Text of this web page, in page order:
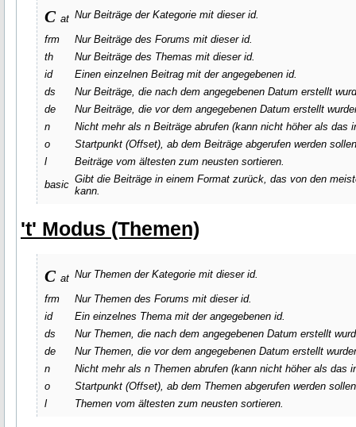
c at Nur Beiträge der Kategorie mit dieser id.
frm
Nur Beiträge des Forums mit dieser id.
th
Nur Beiträge des Themas mit dieser id.
id
Einen einzelnen Beitrag mit der angegebenen id.
ds
Nur Beiträge, die nach dem angegebenen Datum erstellt
de
Nur Beiträge, die vor dem angegebenen Datum erstellt
n
Nicht mehr als n Beiträge abrufen (kann nicht höher als das
o
Startpunkt (Offset), ab dem Beiträge abgerufen werden
l
Beiträge vom ältesten zum neusten sortieren.
basic Gibt die Beiträge in einem Format zurück, das von den
kann.
't' Modus (Themen)
c at Nur Themen der Kategorie mit dieser id.
frm
Nur Themen des Forums mit dieser id.
id
Ein einzelnes Thema mit der angegebenen id.
ds
Nur Themen, die nach dem angegebenen Datum erstellt
de
Nur Themen, die vor dem angegebenen Datum erstellt
n
Nicht mehr als n Themen abrufen (kann nicht höher als das
o
Startpunkt (Offset), ab dem Themen abgerufen werden
l
Themen vom ältesten zum neusten sortieren.